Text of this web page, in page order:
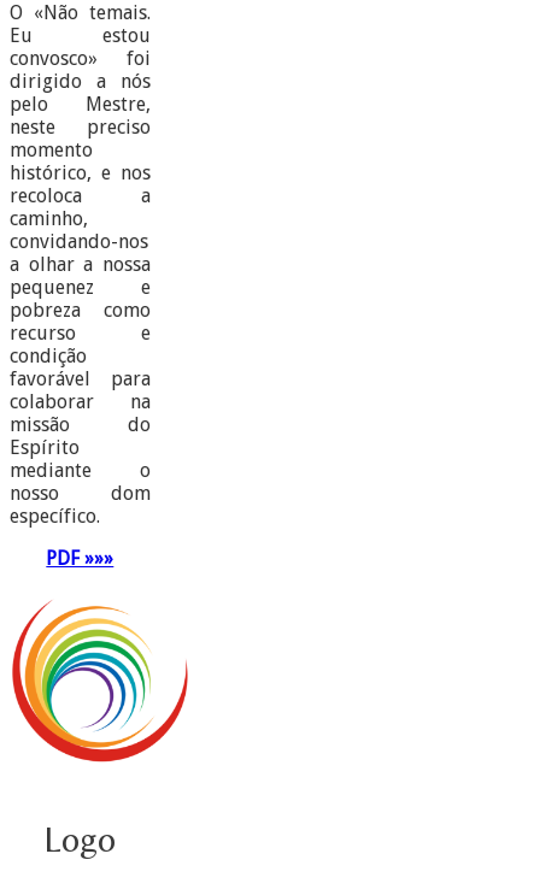
O «Não temais.
Eu estou
convosco» foi
dirigido a nós
pelo Mestre,
neste preciso
momento
histórico, e nos
recoloca a
caminho,
convidando-nos
a olhar a nossa
pequenez e
pobreza como
recurso e
condição
favorável para
colaborar na
missão do
Espírito
mediante o
nosso dom
específico.
PDF »»»
Logo